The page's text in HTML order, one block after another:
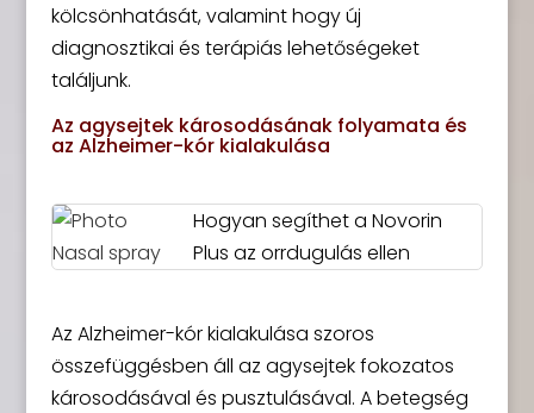
kölcsönhatását, valamint hogy új
diagnosztikai és terápiás lehetőségeket
találjunk.
Az agysejtek károsodásának folyamata és
az Alzheimer-kór kialakulása
Hogyan segíthet a Novorin
Plus az orrdugulás ellen
Az Alzheimer-kór kialakulása szoros
összefüggésben áll az agysejtek fokozatos
károsodásával és pusztulásával. A betegség